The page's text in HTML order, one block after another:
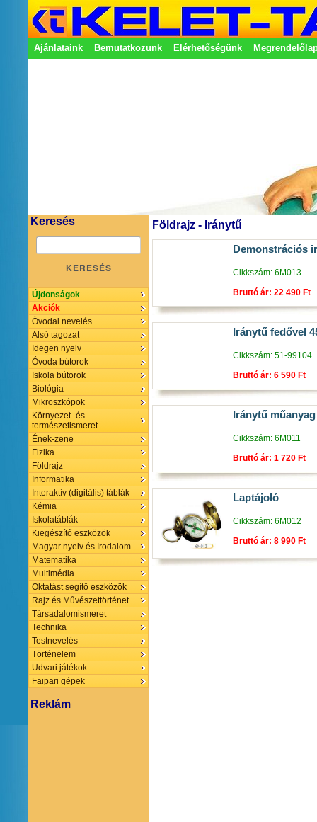
Ajánlataink Bemutatkozunk Elérhetőségünk
Keresés
KERESÉS
Újdonságok
Akciók
Óvodai nevelés
Alsó tagozat
Idegen nyelv
Óvoda bútorok
Iskola bútorok
Biológia
Mikroszkópok
Környezet- és
természetismeret
Ének-zene
Fizika
Földrajz
Informatika
Interaktív (digitális) táblák
Kémia
Iskolatáblák
Kiegészítő eszközök
Magyar nyelv és Irodalom
Matematika
Multimédia
Oktatást segítő eszközök
Rajz és Művészettörténet
Társadalomismeret
Technika
Testnevelés
Történelem
Udvari játékok
Faipari gépek
Reklám
Földrajz - Iránytű
Demonstrációs
Cikkszám: 6M013
Bruttó ár: 22 490 Ft
Iránytű fedővel
Cikkszám: 51-99104
Bruttó ár: 6 590 Ft
Iránytű
Cikkszám: 6M011
Bruttó ár: 1 720 Ft
Laptájoló
Cikkszám: 6M012
Bruttó ár: 8 990 Ft